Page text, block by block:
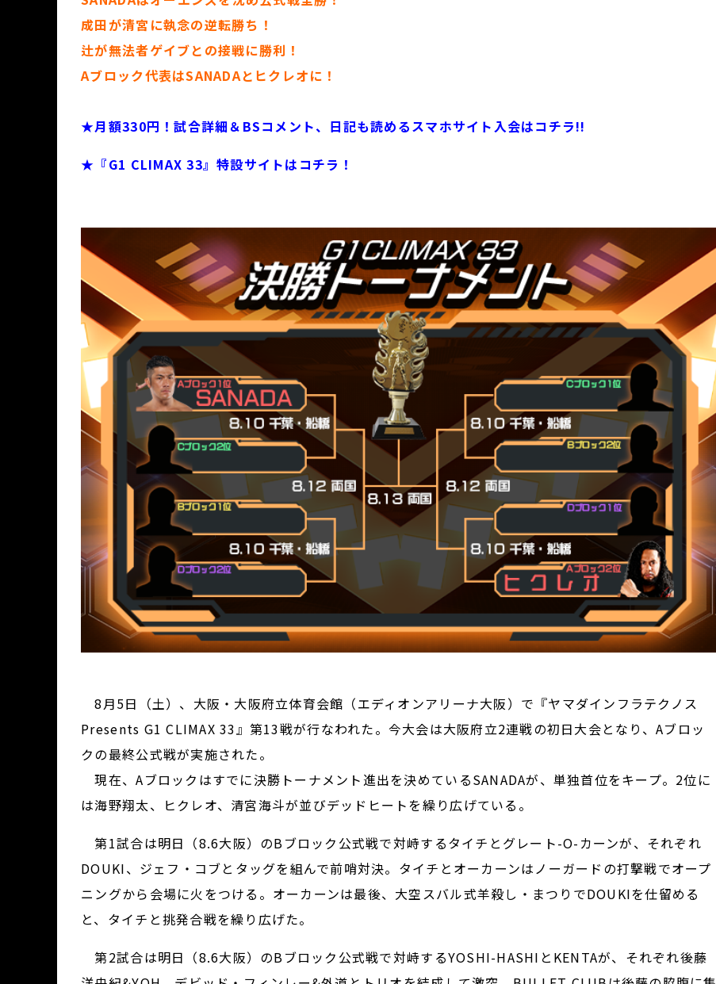
成田が清宮に執念の逆転勝ち！
辻が無法者ゲイブとの接戦に勝利！
Aブロック代表はSANADAとヒクレオに！
★月額330円！試合詳細＆BSコメント、日記も読めるスマホサイト入会はコチラ!!
★『G1 CLIMAX 33』特設サイトはコチラ！
8月5日（土）、大阪・大阪府立体育会館（エディオンアリーナ大阪）で『ヤマダインフラテクノス
Presents G1 CLIMAX 33』第13戦が行なわれた。今大会は大阪府立2連戦の初日大会となり、Aブロッ
クの最終公式戦が実施された。
現在、Aブロックはすでに決勝トーナメント進出を決めているSANADAが、単独首位をキープ。2位に
は海野翔太、ヒクレオ、清宮海斗が並びデッドヒートを繰り広げている。
第1試合は明日（8.6大阪）のBブロック公式戦で対峙するタイチとグレート-O-カーンが、それぞれ
DOUKI、ジェフ・コブとタッグを組んで前哨対決。タイチとオーカーンはノーガードの打撃戦でオープ
ニングから会場に火をつける。オーカーンは最後、大空スバル式羊殺し・まつりでDOUKIを仕留める
と、タイチと挑発合戦を繰り広げた。
第2試合は明日（8.6大阪）のBブロック公式戦で対峙するYOSHI-HASHIとKENTAが、それぞれ後藤